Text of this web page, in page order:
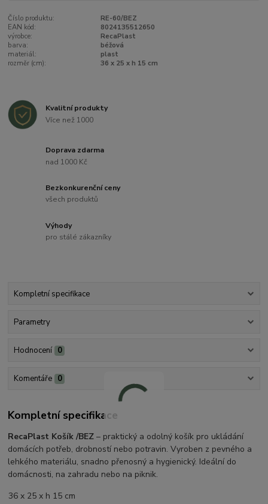
Číslo produktu:
RE-60/BEZ
EAN kód:
8024135512650
výrobce:
RecaPlast
barva:
béžová
materiál:
plast
rozměr (cm):
36 x 25 x h 15 cm
Kvalitní produkty
Více než 1000
Doprava zdarma
nad 1000 Kč
Bezkonkurenční ceny
všech produktů
Výhody
pro stálé zákazníky
Kompletní specifikace
Parametry
Hodnocení 0
Komentáře 0
Kompletní specifikace
RecaPlast Košík /BEZ – praktický a odolný košík pro ukládání
domácích potřeb, drobností nebo potravin. Vyroben z pevného a
lehkého materiálu, snadno přenosný a hygienický. Ideální do
domácnosti, na zahradu nebo na piknik.
36 x 25 x h 15 cm